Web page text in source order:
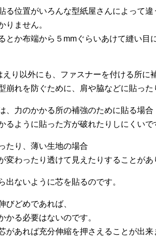
る位置がいろんな型紙屋さんによって違
りません。
とか布端から５mmぐらいあけて縫い目
えり以外にも、ファスナーを付ける所に
崩れを防ぐために、肩や脇などに貼った
、力のかかる所の補強のために貼る場合
るように貼った方が破れたりしにくいで
たり、薄い生地の場合
変わったり透けて見えたりすることがあ
出ないように芯を貼るのです。
びどめであれば、
かる必要はないのです。
があれば充分伸縮を押さえることが出来